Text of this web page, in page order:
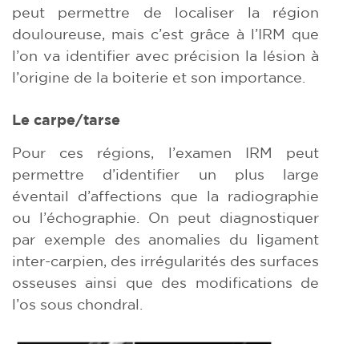
peut permettre de localiser la région
douloureuse, mais c’est grâce à l’IRM que
l’on va identifier avec précision la lésion à
l’origine de la boiterie et son importance.
Le carpe/tarse
Pour ces régions, l’examen IRM peut
permettre d’identifier un plus large
éventail d’affections que la radiographie
ou l’échographie. On peut diagnostiquer
par exemple des anomalies du ligament
inter-carpien, des irrégularités des surfaces
osseuses ainsi que des modifications de
l’os sous chondral.